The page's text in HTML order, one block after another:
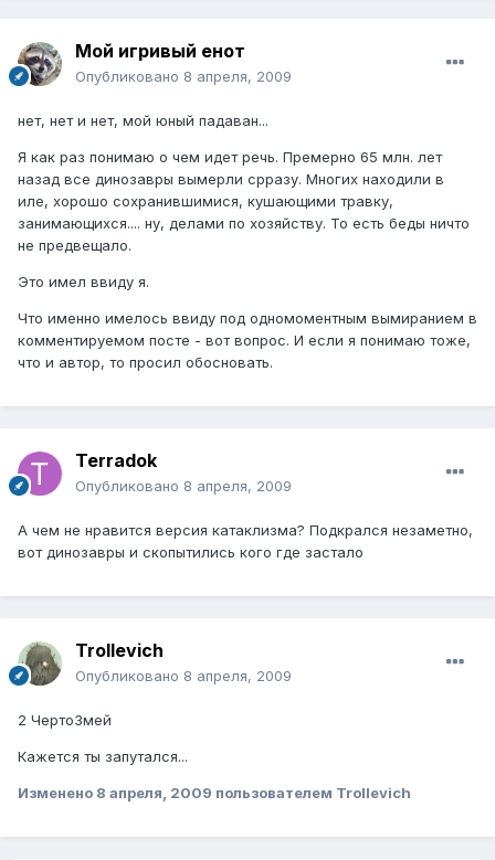
Мой игривый енот
Опубликовано 8 апреля, 2009
нет, нет и нет, мой юный падаван...
Я как раз понимаю о чем идет речь. Премерно 65 млн. лет
назад все динозавры вымерли срразу. Многих находили в
иле, хорошо сохранившимися, кушающими травку,
занимающихся.... ну, делами по хозяйству. То есть беды ничто
не предвещало.
Это имел ввиду я.
Что именно имелось ввиду под одномоментным вымиранием в
комментируемом посте - вот вопрос. И если я понимаю тоже,
что и автор, то просил обосновать.
Terradok
Опубликовано 8 апреля, 2009
А чем не нравится версия катаклизма? Подкрался незаметно,
вот динозавры и скопытились кого где застало
Trollevich
Опубликовано 8 апреля, 2009
2 ЧертоЗмей
Кажется ты запутался...
Изменено 8 апреля, 2009 пользователем Trollevich